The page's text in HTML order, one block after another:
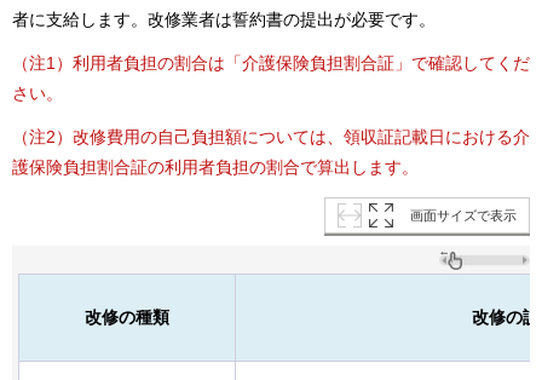
者に支給します。改修業者は誓約書の提出が必要です。
（注1）利用者負担の割合は「介護保険負担割合証」で確認してくだ
さい。
（注2）改修費用の自己負担額については、領収証記載日における介
護保険負担割合証の利用者負担の割合で算出します。
画面サイズで表示
改修の種類 改修の